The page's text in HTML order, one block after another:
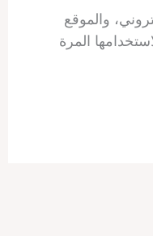
والموقع
المرة